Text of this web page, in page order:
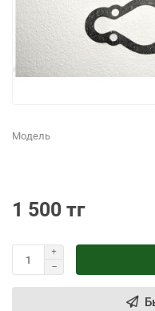
Модель
1 500 тг